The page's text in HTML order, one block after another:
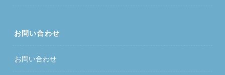
お問い合わせ
お問い合わせ